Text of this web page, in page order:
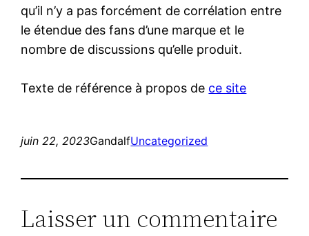
qu’il n’y a pas forcément de corrélation entre
le étendue des fans d’une marque et le
nombre de discussions qu’elle produit.
Texte de référence à propos de ce site
juin 22, 2023GandalfUncategorized
Laisser un commentaire